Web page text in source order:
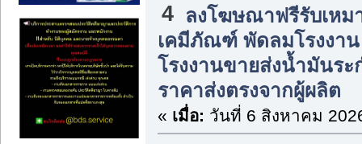
4 ลงโฆษณาฟรีรับเหม
เคมีภัณฑ์ พัดลมโรงงาน
โรงงานขายส่งน้ำมันร
ราคาส่งตรงจากผู้ผลิต
« เมื่อ: วันที่ 6 สิงหาคม